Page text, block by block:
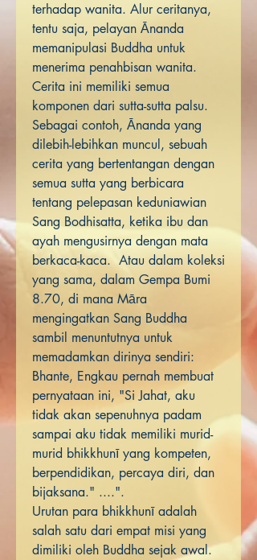
terhadap wanita. Alur ceritanya,
tentu saja, pelayan Ānanda
memanipulasi Buddha untuk
menerima penahbisan wanita.
Cerita ini memiliki semua
komponen dari sutta-sutta palsu.
Sebagai contoh, Ānanda yang
dilebih-lebihkan muncul, sebuah
cerita yang bertentangan dengan
semua sutta yang berbicara
tentang pelepasan keduniawian
Sang Bodhisatta, ketika ibu dan
ayah mengusirnya dengan mata
berkaca-kaca. Atau dalam koleksi
yang sama, dalam Gempa Bumi
8.70, di mana Māra
mengingatkan Sang Buddha
sambil menuntutnya untuk
memadamkan dirinya sendiri:
Bhante, Engkau pernah membuat
pernyataan ini, "Si Jahat, aku
tidak akan sepenuhnya padam
sampai aku tidak memiliki murid-
murid bhikkhunī yang kompeten,
berpendidikan, percaya diri, dan
bijaksana." ....".
Urutan para bhikkhunī adalah
salah satu dari empat misi yang
dimiliki oleh Buddha sejak awal.